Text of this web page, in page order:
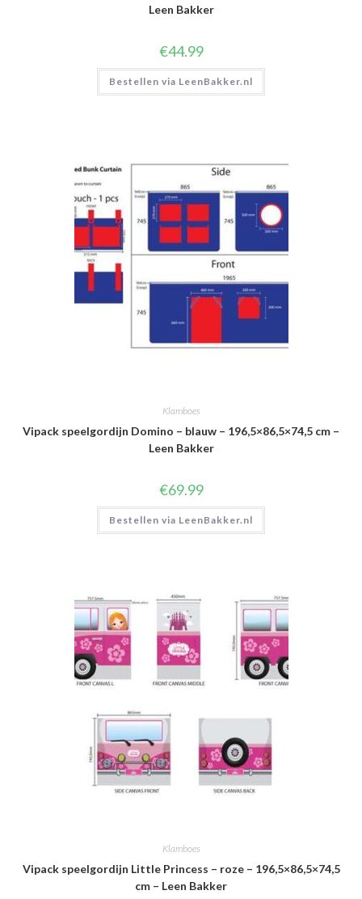
Leen Bakker
€44.99
Bestellen via LeenBakker.nl
Klamboes
Vipack speelgordijn Domino – blauw – 196,5×86,5×74,5 cm –
Leen Bakker
€69.99
Bestellen via LeenBakker.nl
Klamboes
Vipack speelgordijn Little Princess – roze – 196,5×86,5×74,5
cm – Leen Bakker